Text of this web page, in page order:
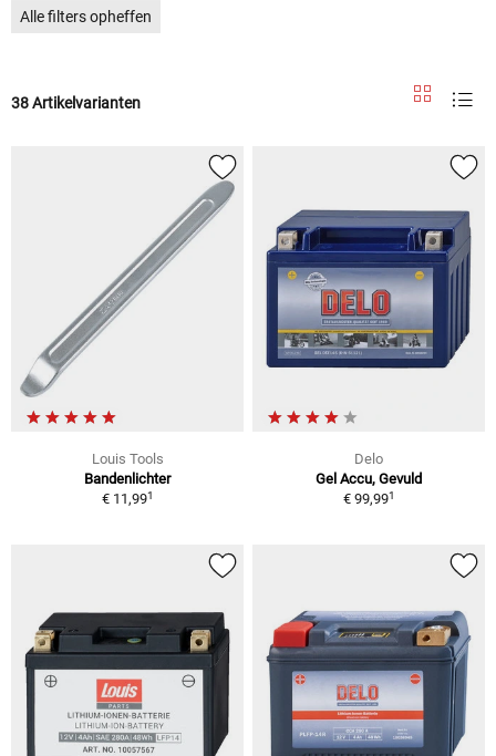
Alle filters opheffen
38 Artikelvarianten
Louis Tools
Bandenlichter
€ 11,991
Delo
Gel Accu, Gevuld
€ 99,991